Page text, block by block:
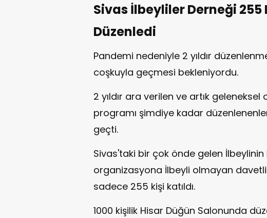
Sivas İlbeyliler Derneği
Düzenledi
Pandemi nedeniyle 2 yıldır
coşkuyla geçmesi bekleniyordu.
2 yıldır ara verilen ve artık
programı şimdiye kadar
geçti.
Sivas'taki bir çok önde gelen İlbeylinin
organizasyona İlbeyli olmayan
sadece 255 kişi katıldı.
1000 kişilik Hisar Düğün Salonunda